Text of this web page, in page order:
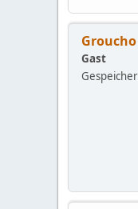
Groucho
Gast